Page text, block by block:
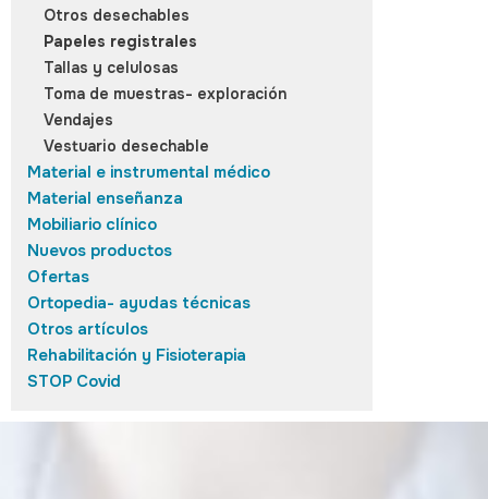
Otros desechables
Papeles registrales
Tallas y celulosas
Toma de muestras- exploración
Vendajes
Vestuario desechable
Material e instrumental médico
Material enseñanza
Mobiliario clínico
Nuevos productos
Ofertas
Ortopedia- ayudas técnicas
Otros artículos
Rehabilitación y Fisioterapia
STOP Covid